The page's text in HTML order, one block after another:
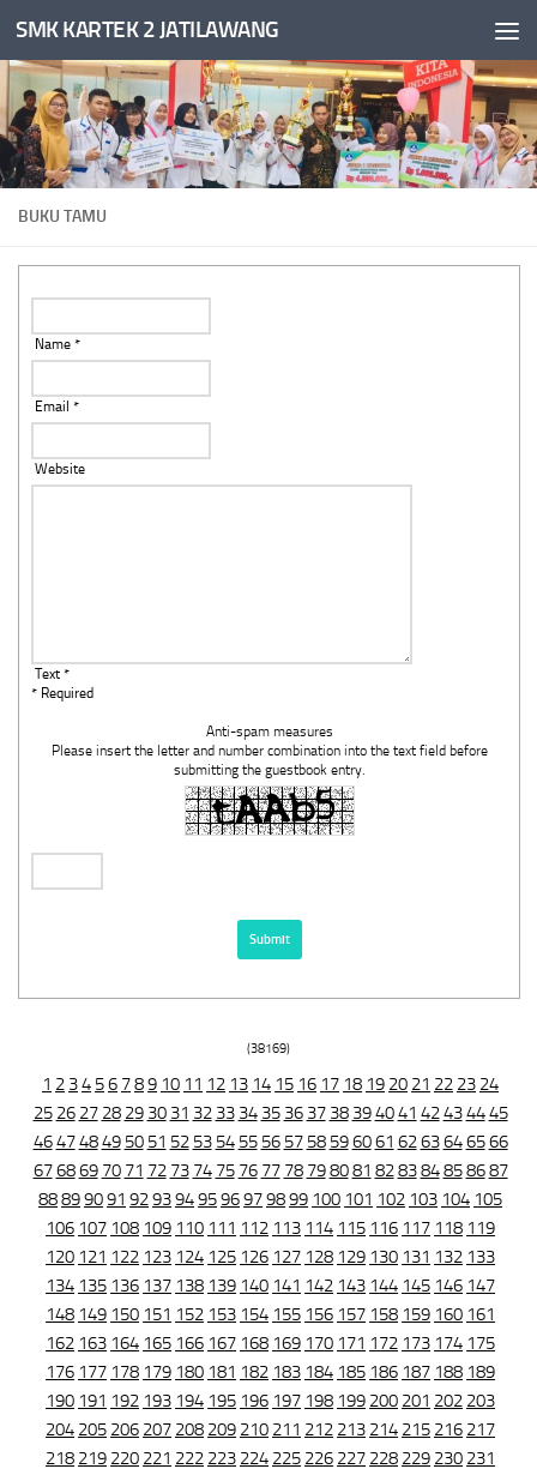
Skip to content
SMK KARTEK 2 JATILAWANG
BUKU TAMU
Name *
Email *
Website
Text *
* Required
Anti-spam measures
Please insert the letter and number combination into the text field before
submitting the guestbook entry.
(38169)
1 2 34 56 789 10 11 12 13 14 15 16 17 18 19 20 21 22 23 24
25 26 27 28 29 30 31 32 33 34 35 36 37 38 394041 42434445
46474849 50 51 52 53 54 55 56 57 58 596061 6263646566
676869 70 71 72 73 74 75 76 77 78 798081 828384858687
88899091 9293949596979899 100 101 102 103 104 105
106 107 108 109 110 111 112 113 114 115 116 117 118 119
120 121 122 123 124 125 126 127 128 129 130 131 132 133
134 135 136 137 138 139 140 141 142 143 144 145 146 147
148 149 150 151 152 153 154 155 156 157 158 159 160 161
162 163 164 165 166 167 168 169 170 171 172 173 174 175
176 177 178 179 180 181 182 183 184 185 186 187 188 189
190 191 192 193 194 195 196 197 198 199 200 201 202 203
204 205 206 207 208 209 210 211 212 213 214 215 216 217
218 219 220 221 222 223 224 225 226 227 228 229 230 231